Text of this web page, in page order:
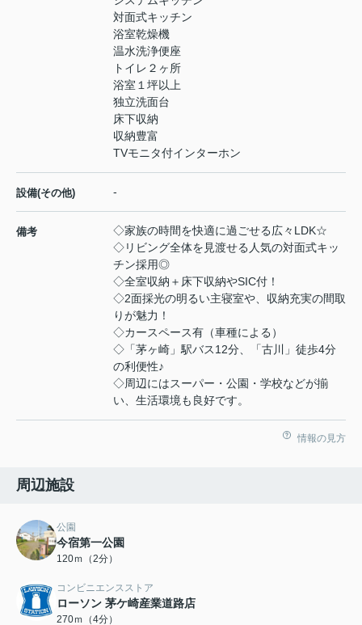
対面式キッチン
浴室乾燥機
温水洗浄便座
トイレ２ヶ所
浴室１坪以上
独立洗面台
床下収納
収納豊富
TVモニタ付インターホン
設備(その他) -
備考
◇家族の時間を快適に過ごせる広々LDK☆
◇リビング全体を見渡せる人気の対面式キッ
チン採用◎
◇全室収納＋床下収納やSIC付！
◇2面採光の明るい主寝室や、収納充実の間取
りが魅力！
◇カースペース有（車種による）
◇「茅ヶ崎」駅バス12分、「古川」徒歩4分
の利便性♪
◇周辺にはスーパー・公園・学校などが揃
い、生活環境も良好です。
情報の見方
周辺施設
公園
今宿第一公園
120ｍ（2分）
コンビニエンスストア
ローソン 茅ケ崎産業道路店
270ｍ（4分）